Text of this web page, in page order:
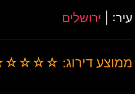
עיר: | ירושלים
ממוצע דירוג: ☆☆☆☆☆